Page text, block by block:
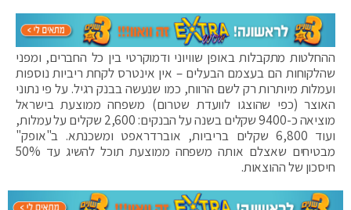
ההחלטות מתקבלות באופן שוויוני ודמוקרטי בין כל החברים, ומפני
שהלקוחות הם בעצמם הבעלים – אין אינטרס לקחת ריביות נוספות
ועמלות מיותרות רק לשם הרווח, כמו שנעשה בבנק רגיל. על פי נתוני
האוצר (כפי שהוצגו לוועדת שטרום) משפחה ממוצעת בישראל
מוציאה כ-9400 שקלים בשנה על הבנקים: 2,600 שקלים על עמלות,
ועוד 6,800 שקלים בריביות, אוברדראפט ומשכנתא. ב"אופק"
מבטיחים שאצלם אותה משפחה ממוצעת תוכל להשיג עד 50%
חיסכון של ההוצאות.